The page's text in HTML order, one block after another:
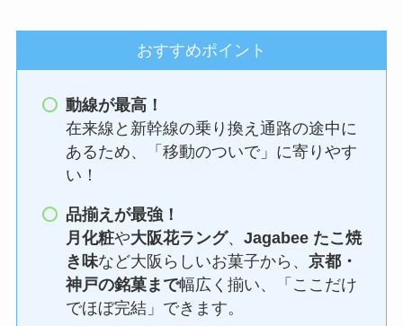
おすすめポイント
動線が最高！
在来線と新幹線の乗り換え通路の途中に
あるため、「移動のついで」に寄りやす
い！
品揃えが最強！
月化粧や大阪花ラング、 Jagabee たこ焼
き味など大阪らしいお菓子から、 京都・
神戸の銘菓まで幅広く揃い、「ここだけ
でほぼ完結」できます。